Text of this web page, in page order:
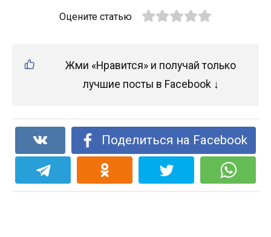
Оцените статью
Жми «Нравится» и получай только
лучшие посты в Facebook ↓
Поделиться на Facebook